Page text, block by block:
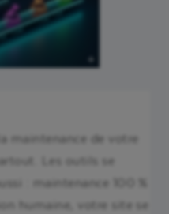
maintenance de votre
Les outils se
: maintenance 100 %
humaine, votre site se